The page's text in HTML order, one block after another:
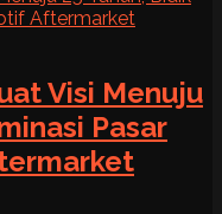
Visi Menuju
Pasar